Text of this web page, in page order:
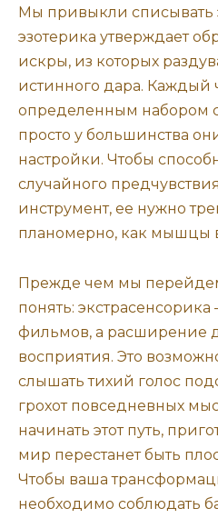
Мы привыкли списывать
эзотерика утверждает
искры, из которых
истинного дара. Каждый
определенным набором
просто у большинства
настройки. Чтобы
случайного
инструмент, ее нужно
планомерно, как мышцы
Прежде чем мы
понять:
фильмов, а расширение
восприятия. Это
слышать тихий голос
грохот повседневных
начинать этот путь,
мир перестанет быть
Чтобы ваша
необходимо соблюдать